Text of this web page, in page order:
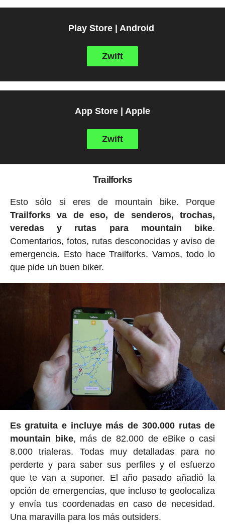
Play Store | Android
Zwift
App Store | Apple
Zwift
Trailforks
Esto sólo si eres de mountain bike. Porque
Trailforks va de eso, de senderos, trochas,
veredas y rutas para mountain bike.
Comentarios, fotos, rutas desconocidas y aviso de
emergencia. Esto hace Trailforks. Vamos, todo lo
que pide un buen biker.
Es gratuita e incluye más de 300.000 rutas de
mountain bike, más de 82.000 de eBike o casi
8.000 trialeras. Todas muy detalladas para no
perderte y para saber sus perfiles y el esfuerzo
que te van a suponer. El año pasado añadió la
opción de emergencias, que incluso te geolocaliza
y envía tus coordenadas en caso de necesidad.
Una maravilla para los más outsiders.